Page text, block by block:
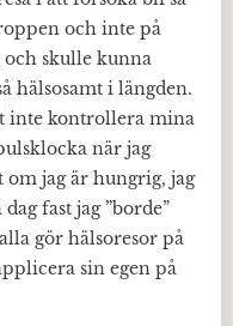
och inte på
och skulle kunna
hälsosamt i längden.
inte kontrollera mina
när jag
jag är hungrig, jag
fast jag ”borde”
gör hälsoresor på
sin egen på